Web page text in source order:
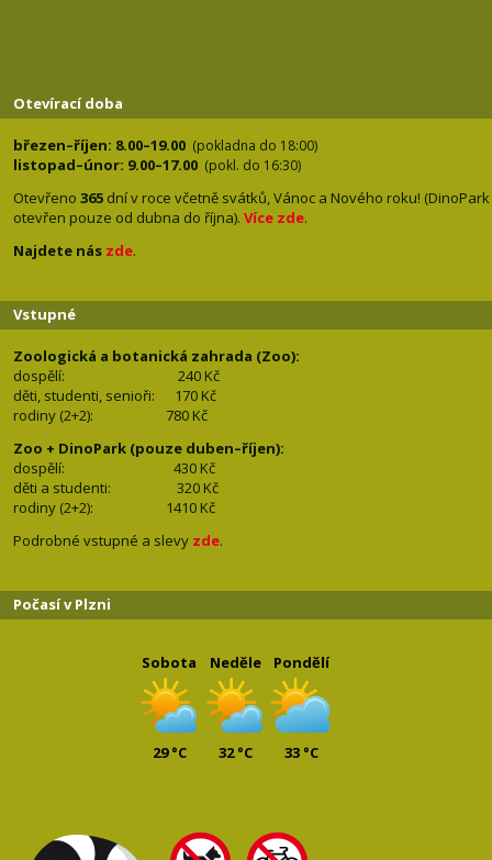
Otevírací doba
březen–říjen: 8.00–19.00 (pokladna do 18:00)
listopad–únor: 9.00–17.00 (pokl. do 16:30)
Otevřeno 365 dní v roce včetně svátků, Vánoc a Nového roku! (DinoPark
otevřen pouze od dubna do října). Více zde.
Najdete nás zde.
Vstupné
Zoologická a botanická zahrada (Zoo):
dospělí:
240 Kč
děti, studenti, senioři: 170 Kč
rodiny (2+2): 780 Kč
Zoo + DinoPark (pouze duben–říjen):
dospělí: 430 Kč
děti a studenti: 320 Kč
rodiny (2+2): 1410 Kč
Podrobné vstupné a slevy zde.
Počasí v Plzni
Sobota
29 °C
Neděle
32 °C
Pondělí
33 °C